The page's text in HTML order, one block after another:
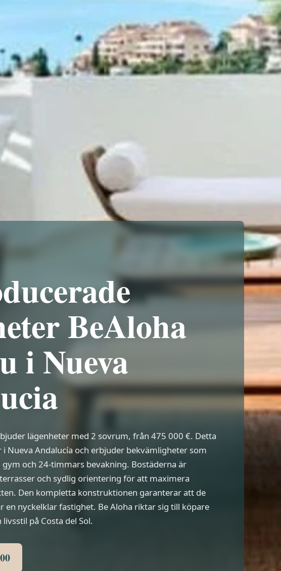
BeAloha
i Nueva
lägenheter med 2 sovrum, från 475 000 €. Detta
Nueva Andalucía och erbjuder bekvämligheter som
och 24-timmars bevakning. Bostäderna är
och sydlig orientering för att maximera
Den kompletta konstruktionen garanterar att de
en nyckelklar fastighet. Be Aloha riktar sig till köpare
på Costa del Sol.